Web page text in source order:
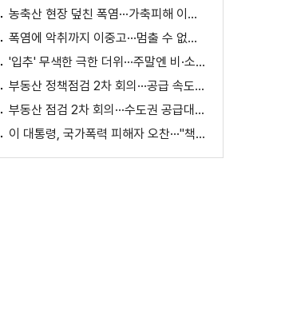
농축산 현장 덮친 폭염···가축피해 이틀 새 28만 마리↑
폭염에 악취까지 이중고···멈출 수 없는 필수노동
'입추' 무색한 극한 더위···주말엔 비·소나기
부동산 정책점검 2차 회의···공급 속도전 본격화하나
부동산 점검 2차 회의···수도권 공급대책 논의
이 대통령, 국가폭력 피해자 오찬···"책임지고 치유"